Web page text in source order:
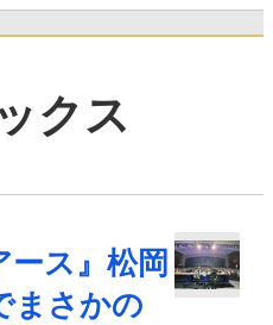
クス
ース』松岡
まさかの